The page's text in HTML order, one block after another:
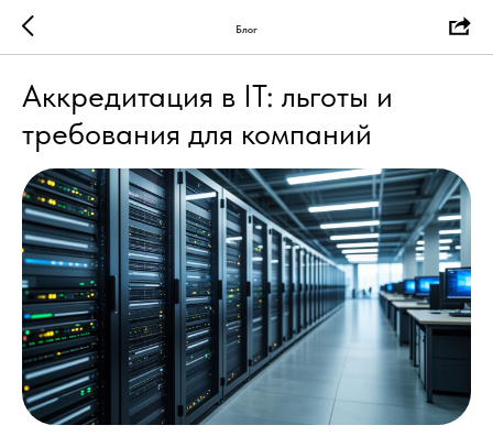
Блог
Аккредитация в IT: льготы и
требования для компаний